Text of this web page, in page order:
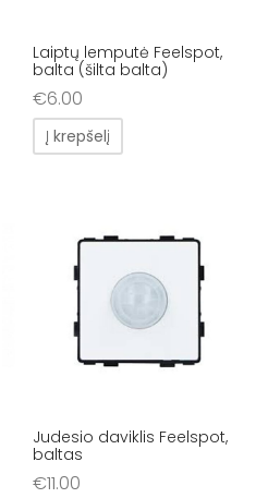
Laiptų lemputė Feelspot,
balta (šilta balta)
€6.00
Į krepšelį
Judesio daviklis Feelspot,
baltas
€11.00